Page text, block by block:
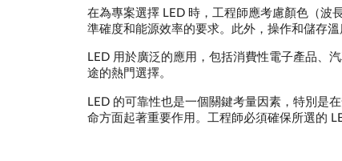
在為專案選擇 LED 時，工程師應考慮顏色（波
準確度和能源效率的要求。此外，操作和儲存
LED 用於廣泛的應用，包括消費性電子產品、
途的熱門選擇。
LED 的可靠性也是一個關鍵考量因素，特別是
命方面起著重要作用。工程師必須確保所選的